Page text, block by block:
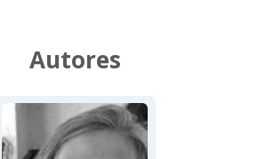
Autores